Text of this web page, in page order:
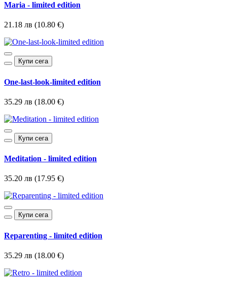
Maria - limited edition
21.18 лв (10.80 €)
Купи сега
One-last-look-limited edition
35.29 лв (18.00 €)
Купи сега
Meditation - limited edition
35.20 лв (17.95 €)
Купи сега
Reparenting - limited edition
35.29 лв (18.00 €)